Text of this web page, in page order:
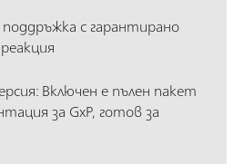
с гарантирано
Включен е пълен пакет
за GxP, готов за